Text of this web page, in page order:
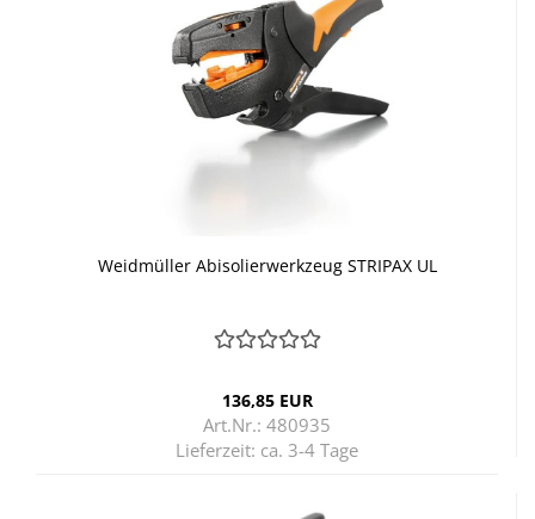
Weid­mül­ler Ab­iso­lier­werk­zeug STRI­PAX UL
136,85 EUR
Art.Nr.: 480935
Lieferzeit: ca. 3-4 Tage